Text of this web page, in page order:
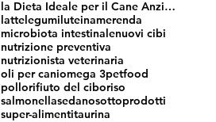
la Dieta Ideale per il Cane Anziano
lattelegumiluteinamerenda
microbiota intestinalenuovi cibi
nutrizione preventiva
nutrizionista veterinaria
oli per caniomega 3petfood
pollorifiuto del ciboriso
salmonellasedanosottoprodotti
super-alimentitaurina